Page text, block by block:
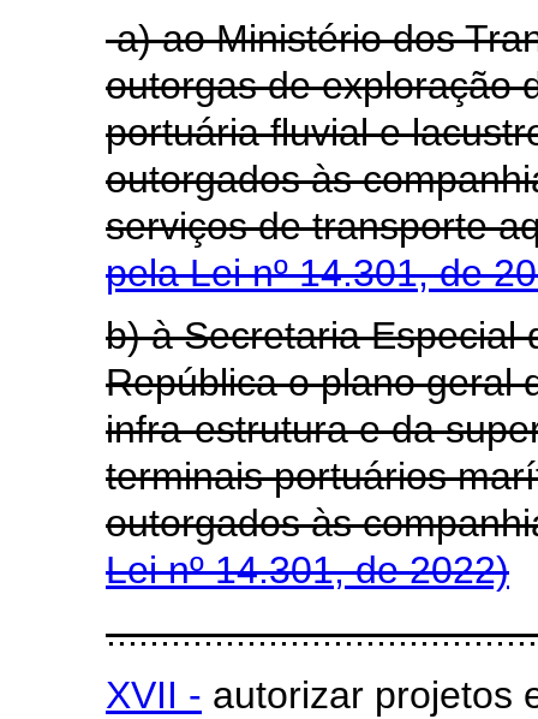
a) ao Ministério dos
outorgas de exploração
portuária fluvial e
outorgados às
serviços de
pela Lei nº 14.301, de
b) à Secretaria Especial
República o plano geral
infra-estrutura e da
terminais portuários
outorgados às
Lei nº 14.301, de 2022)
XVII - autorizar projetos